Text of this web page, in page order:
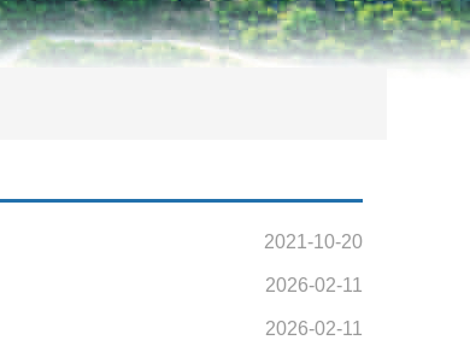
2021-10-20
2026-02-11
2026-02-11